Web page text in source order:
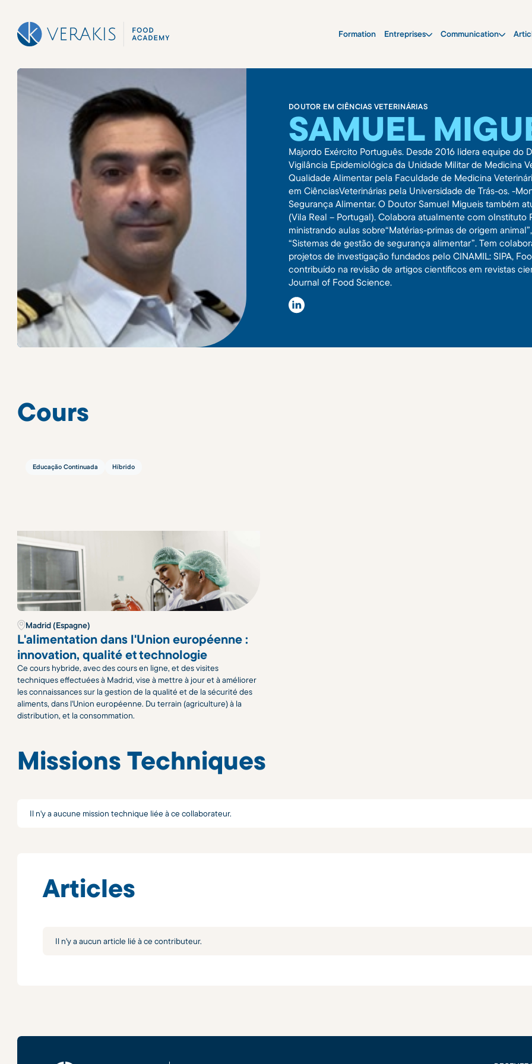
Formation Entreprises Communication
DOUTOR EM CIÊNCIAS VETERINÁRIAS
SAMUEL
Majordo Exército Português. Desde 2016 lidera equipe do
Vigilância Epidemiológica da Unidade Militar de Medicina
Qualidade Alimentar pela Faculdade de Medicina
em CiênciasVeterinárias pela Universidade de Trás-os. -
Segurança Alimentar. O Doutor Samuel Migueis também
(Vila Real – Portugal). Colabora atualmente com oInstituto
ministrando aulas sobre“Matérias-primas de origem
“Sistemas de gestão de segurança alimentar”. Tem
projetos de investigação fundados pelo CINAMIL: SIPA,
contribuído na revisão de artigos científicos em revistas
Journal of Food Science.
Cours
Educação Continuada Híbrido
Madrid (Espagne)
L'alimentation dans l'Union européenne :
innovation, qualité et technologie
Ce cours hybride, avec des cours en ligne, et des visites
techniques effectuées à Madrid, vise à mettre à jour et à améliorer
les connaissances sur la gestion de la qualité et de la sécurité des
aliments, dans l'Union européenne. Du terrain (agriculture) à la
distribution, et la consommation.
Missions Techniques
Il n'y a aucune mission technique liée à ce collaborateur.
Articles
Il n'y a aucun article lié à ce contributeur.